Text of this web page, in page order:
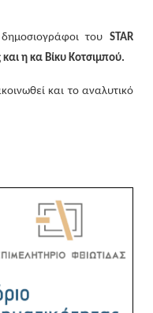
του STAR
η κα Βίκυ Κοτσιμπού.
και το αναλυτικό